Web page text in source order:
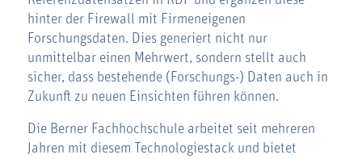
hinter der Firewall mit Firmeneigenen
Forschungsdaten. Dies generiert nicht nur
unmittelbar einen Mehrwert, sondern stellt auch
sicher, dass bestehende (Forschungs-) Daten auch in
Zukunft zu neuen Einsichten führen können.
Die Berner Fachhochschule arbeitet seit mehreren
Jahren mit diesem Technologiestack und bietet